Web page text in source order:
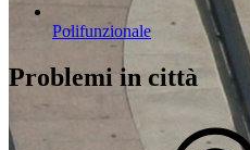
Polifunzionale
Problemi in città